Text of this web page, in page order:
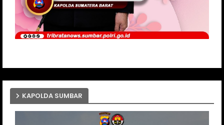
KAPOLDA SUMBAR